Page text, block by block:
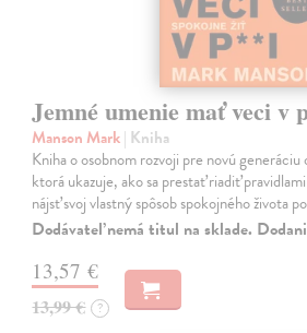
Jemné umenie mať veci v
Manson Mark| Kniha
Kniha o osobnom rozvoji pre novú
ktorá ukazuje, ako sa prestať riadiť
nájsť svoj vlastný spôsob spokojného života
Dodávateľ nemá titul na sklade.
13,57 €
13,99 € ?